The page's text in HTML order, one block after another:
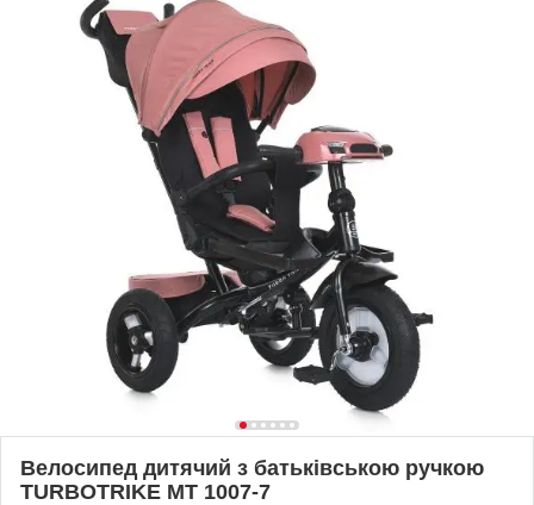
Велосипед дитячий з батьківською ручкою
TURBOTRIKE MT 1007-7